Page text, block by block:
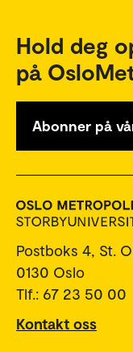
Hold deg
på
Abonner på
Postboks 4, St.
0130 Oslo
Tlf.: 67 23 50 00
Kontakt oss